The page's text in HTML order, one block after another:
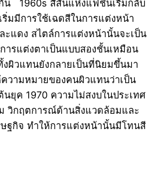
น 1960s สีสันแห่งแฟชั่นเริ่มกลับ
ริ่มมีการใช้เฉดสีในการแต่งหน้า
ะแดง สไตล์การแต่งหน้านั้นจะเป็น
ารแต่งตาเป็นแบบสองชั้นเหมือน
งผิวแทนยังกลายเป็นที่นิยมขึ้นมา
วามหมายของคนผิวแทนว่าเป็น
ยุค 1970 ความไม่สงบในประเทศ
วิกฤตการณ์ด้านสิ่งแวดล้อมและ
ษฐกิจ ทำให้การแต่งหน้านั้นมีโทนสี